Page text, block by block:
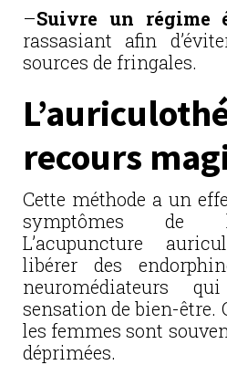
–Suivre un régime
rassasiant afin
sources de fringales.
recours
Cette méthode a un
symptômes de
L’acupuncture
libérer des
neuromédiateurs
sensation de bien-être.
les femmes sont
déprimées.